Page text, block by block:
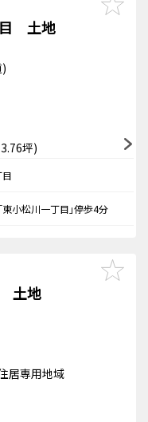
目 土地
坪)
小松川一丁目」停歩4分
土地
居専用地域